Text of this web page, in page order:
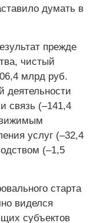
думать в
прежде
чистый
млрд руб.
деятельности
связь (–141,4
услуг (–32,4
(–1,5
старта
виделся
субъектов